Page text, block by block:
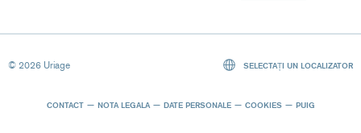
© 2026 Uriage
CONTACT NOTA LEGALA DATE PERSONALE COOKIES PUIG
SELECTAȚI UN LOCALIZATOR